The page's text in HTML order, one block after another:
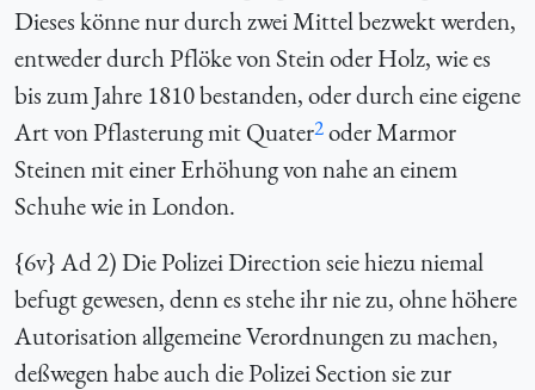
Dieses könne nur durch zwei Mittel bezwekt werden,
entweder durch Pflöke von Stein oder Holz, wie es
bis zum Jahre 1810 bestanden, oder durch eine eigene
Art von Pflasterung mit Quater2oder Marmor
Steinen mit einer Erhöhung von nahe an einem
Schuhe wie in London.
{6v} Ad 2) Die Polizei Direction seie hiezu niemal
befugt gewesen, denn es stehe ihr nie zu, ohne höhere
Autorisation allgemeine Verordnungen zu machen,
deßwegen habe auch die Polizei Section sie zur